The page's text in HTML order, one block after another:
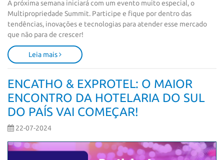
A próxima semana iniciará com um evento muito especial, o
Multipropriedade Summit. Participe e fique por dentro das
tendências, inovações e tecnologias para atender esse mercado
que não para de crescer!
Leia mais
ENCATHO & EXPROTEL: O MAIOR
ENCONTRO DA HOTELARIA DO SUL
DO PAÍS VAI COMEÇAR!
22-07-2024